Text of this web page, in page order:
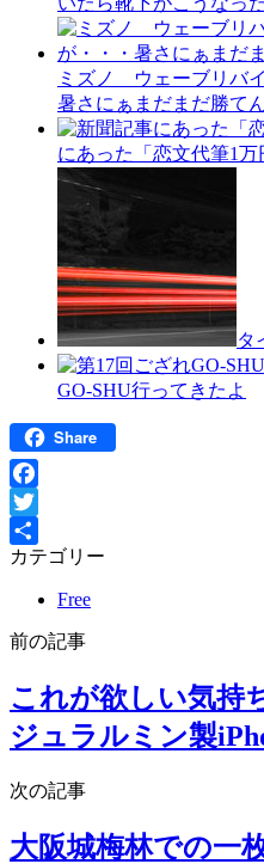
ミズノ ウェーブリバ
暑さにぁまだまだ勝て
にあった「恋文代筆1万
タ
GO-SHU行ってきたよ
Share
Facebook
Twitter
共
カテゴリー
Free
前の記事
これが欲しい気持
ジュラルミン製
次の記事
大阪城梅林での一